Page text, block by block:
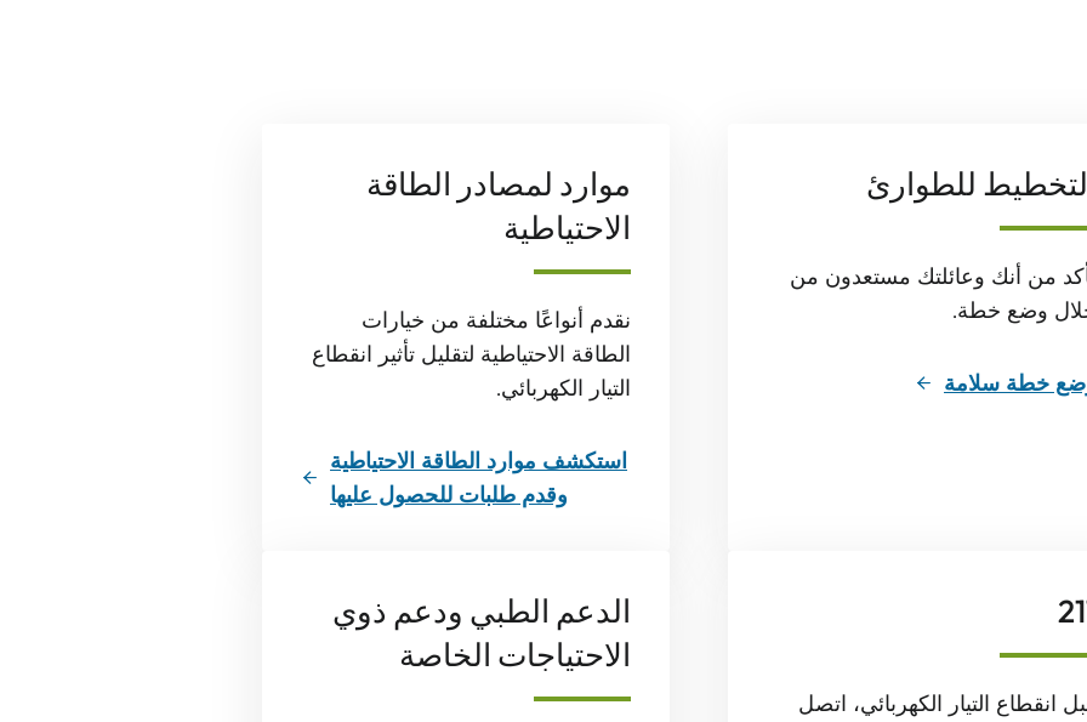
للطوارئ
من أنك وعائلتك مستعدون من
وضع خطة.
خطة سلامة
موارد لمصادر الطاقة
الاحتياطية
نقدم أنواعًا مختلفة من خيارات
الطاقة الاحتياطية لتقليل تأثير انقطاع
التيار الكهربائي.
استكشف موارد الطاقة الاحتياطية
وقدم طلبات للحصول عليها
انقطاع التيار الكهربائي، اتصل
الدعم الطبي ودعم ذوي
الاحتياجات الخاصة